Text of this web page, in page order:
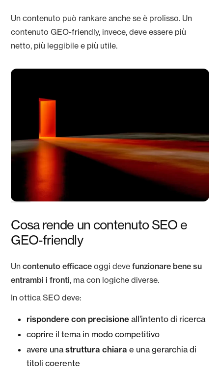
Un contenuto può rankare anche se è prolisso. Un
contenuto GEO-friendly, invece, deve essere più
netto, più leggibile e più utile.
Cosa rende un contenuto SEO e
GEO-friendly
Uncontenuto efficace oggi devefunzionare bene su
entrambi i fronti, ma con logiche diverse.
In ottica SEO deve:
rispondere con precisione all’intento di ricerca
coprire il tema in modo competitivo
avere unastruttura chiara e una gerarchia di
titoli coerente